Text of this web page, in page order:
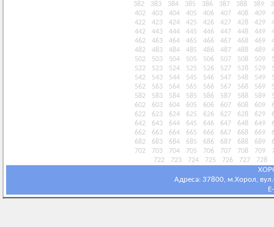
382
383 384 385 386 387 388 389
402
403 404 405 406 407 408 409
422
423 424 425 426 427 428 429
442
443 444 445 446 447 448 449
462
463 464 465 466 467 468 469
482
483 484 485 486 487 488 489
502
503 504 505 506 507 508 509
522
523 524 525 526 527 528 529
542
543 544 545 546 547 548 549
562
563 564 565 566 567 568 569
582
583 584 585 586 587 588 589
602
603 604 605 606 607 608 609
622
623 624 625 626 627 628 629
642
643 644 645 646 647 648 649
662
663 664 665 666 667 668 669
682
683 684 685 686 687 688 689
702
703 704 705 706 707 708 709
722
723 724 725 726 727 728
Адреса: 37800, м.Хорол,